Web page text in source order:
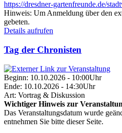
https://dresdner-gartenfreunde.de/
Hinweis: Um Anmeldung über den
gebeten.
Details aufrufen
Tag der Chronisten
Beginn: 10.10.2026 - 10:00Uhr
Ende: 10.10.2026 - 14:30Uhr
Art: Vortrag & Diskussion
Wichtiger Hinweis zur
Das Veranstaltungsdatum wurde
entnehmen Sie bitte dieser Seite.